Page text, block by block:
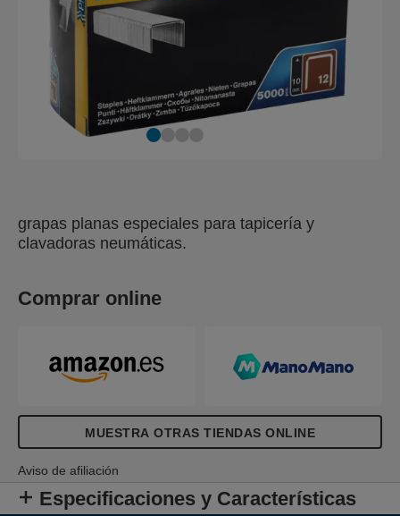
grapas planas especiales para tapicería y
clavadoras neumáticas.
Comprar online
MUESTRA OTRAS TIENDAS ONLINE
Aviso de afiliación
Especificaciones y Características